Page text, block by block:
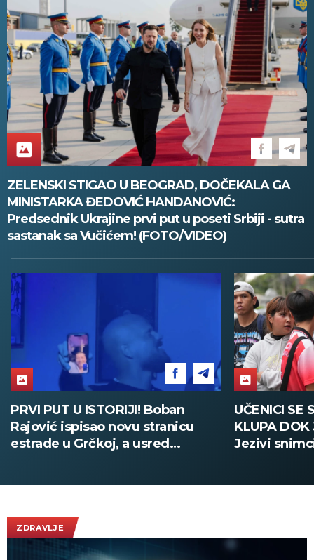
ZELENSKI STIGAO U BEOGRAD, DOČEKALA GA
MINISTARKA ĐEDOVIĆ HANDANOVIĆ:
Predsednik Ukrajine prvi put u poseti Srbiji - sutra
sastanak sa Vučićem! (FOTO/VIDEO)
PRVI PUT U ISTORIJI! Boban
Rajović ispisao novu stranicu
estrade u Grčkoj, a usred
UČENICI SE
KLUPA DOK
Jezivi
ZDRAVLJE